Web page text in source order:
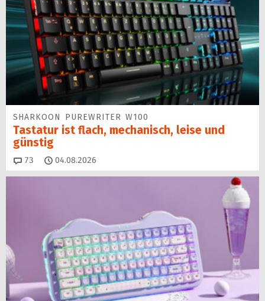
SHARKOON PUREWRITER W100
Tastatur ist flach, mechanisch, leise und
günstig
73 Kommentare
04.08.2026